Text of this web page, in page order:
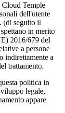
Cloud Temple
dell'utente
. (di seguito il
in merito
2016/679 del
a persone
indirettamente a
trattamento.
politica in
legale,
appare